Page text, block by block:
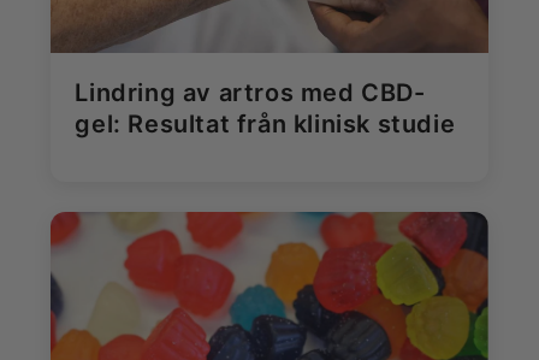
Lindring av artros med CBD-
gel: Resultat från klinisk studie